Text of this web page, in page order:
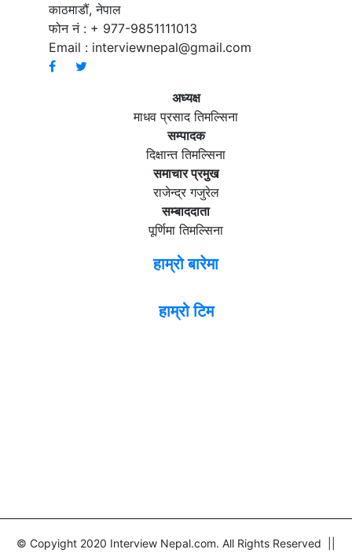
काठमाडौं, नेपाल
फोन नं : + 977-9851111013
Email : interviewnepal@gmail.com
अध्यक्ष
माधव प्रसाद तिमल्सिना
सम्पादक
दिक्षान्त तिमल्सिना
समाचार प्रमुख
राजेन्द्र गजुरेल
सम्बाददाता
पूर्णिमा तिमल्सिना
हाम्रो बारेमा
हाम्रो टिम
© Copyight 2020 Interview Nepal.com. All Rights Reserved ||